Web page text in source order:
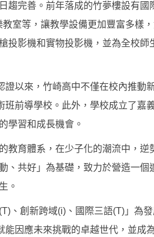
趨完善。前年落成的竹夢樓設有國
室等，讓教學設備更加豐富多樣
投影機和實物投影機，並為全校師
以來，竹崎高中不僅在校內推動
前導學校。此外，學校成立了嘉
學習和成長機會。
教育體系，在少子化的潮流中，逆
、共好」為基礎，致力於營造一個
。
、創新跨域(i)、國際三語(T)」為
因應未來挑戰的卓越世代，並成